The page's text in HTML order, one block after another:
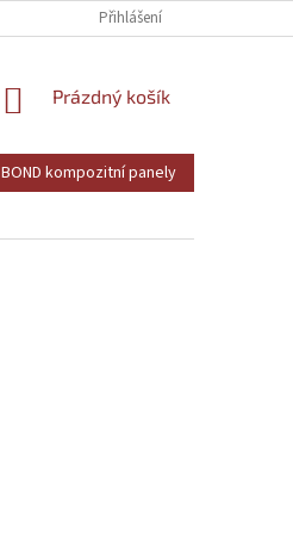
Přihlášení
NÁKUPNÍ
Prázdný košík
BOND kompozitní panely